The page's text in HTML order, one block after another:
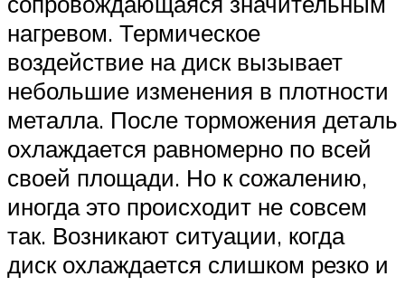
нагревом. Термическое
воздействие на диск вызывает
небольшие изменения в плотности
металла. После торможения деталь
охлаждается равномерно по всей
своей площади. Но к сожалению,
иногда это происходит не совсем
так. Возникают ситуации, когда
диск охлаждается слишком резко и